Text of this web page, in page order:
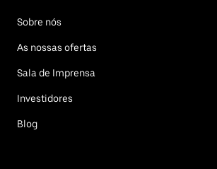
Sobre nós
As nossas ofertas
Sala de Imprensa
Investidores
Blog